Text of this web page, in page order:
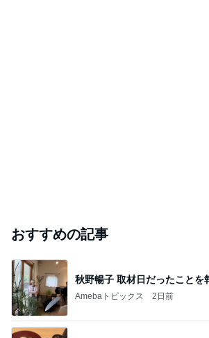
おすすめの記事
秋野暢子 取材日だったことを
Amebaトピックス 2日前